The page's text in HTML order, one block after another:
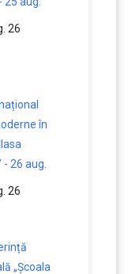
26
în
26 aug.
26
„Școala